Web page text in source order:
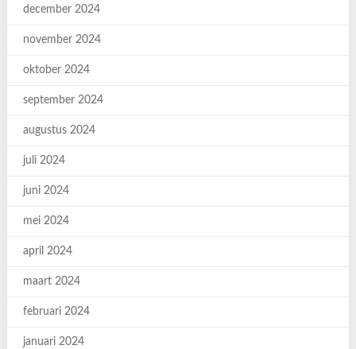
december 2024
november 2024
oktober 2024
september 2024
augustus 2024
juli 2024
juni 2024
mei 2024
april 2024
maart 2024
februari 2024
januari 2024